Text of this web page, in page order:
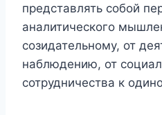
представлять собой
аналитического
созидательному, от
наблюдению, от
сотрудничества к